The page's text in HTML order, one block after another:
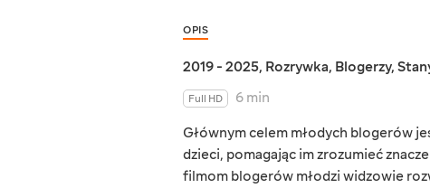
OPIS
2019 - 2025, Rozrywka, Blogerzy,
Full HD
6 min
Głównym celem młodych blogerów
dzieci, pomagając im zrozumieć
filmom blogerów młodzi widzowie